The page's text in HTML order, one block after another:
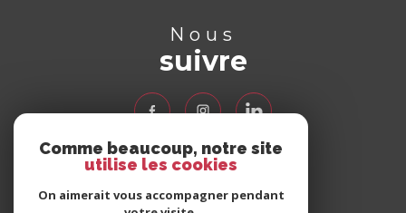
Nous
suivre
Nous
adhérons
Comme beaucoup, notre site
utilise les cookies
On aimerait vous accompagner pendant